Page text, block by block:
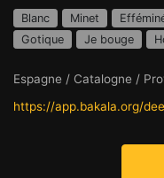
Blanc Minet
Gotique
Je bouge
Espagne / Catalogne /
https://app.bakala.org/